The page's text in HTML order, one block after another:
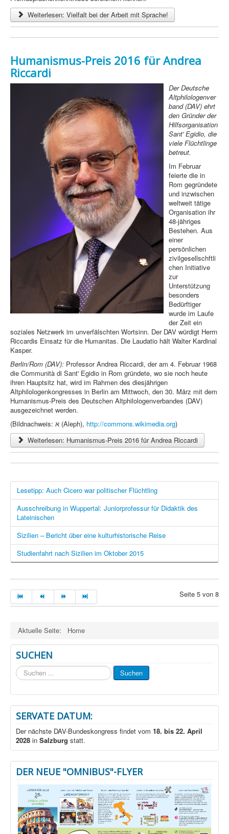
Weiterlesen: Vielfalt bei der Arbeit mit Sprache!
Humanismus-Preis 2016 für Andrea
Riccardi
Der Deutsche
Altphilologenver
band (DAV) ehrt
den Gründer der
Hilfsorganisation
Sant' Egidio, die
viele Flüchtlinge
betreut.
Im Februar
feierte die in
Rom gegründete
und inzwischen
weltweit tätige
Organisation ihr
48-jähriges
Bestehen. Aus
einer
persönlichen
zivilgesellschftli
chen Initiative
zur
Unterstützung
besonders
Bedürftiger
wurde im Laufe
der Zeit ein
soziales Netzwerk im unverfälschten Wortsinn. Der DAV würdigt Herrn
Riccardis Einsatz für die Humanitas. Die Laudatio hält Walter Kardinal
Kasper.
Berlin/Rom (DAV): Professor Andrea Riccardi, der am 4. Februar 1968
die Communità di Sant' Egidio in Rom gründete, wo sie noch heute
ihren Hauptsitz hat, wird im Rahmen des diesjährigen
Altphilologenkongresses in Berlin am Mittwoch, den 30. März mit dem
Humanismus-Preis des Deutschen Altphilologenverbandes (DAV)
ausgezeichnet werden.
(Bildnachweis: א (Aleph), http://commons.wikimedia.org)
Weiterlesen: Humanismus-Preis 2016 für Andrea Riccardi
Lesetipp: Auch Cicero war politischer Flüchtling
Ausschreibung in Wuppertal: Juniorprofessur für Didaktik des
Lateinischen
Sizilien – Bericht über eine kulturhistorische Reise
Studienfahrt nach Sizilien im Oktober 2015
Seite 5 von 8
Aktuelle Seite: Home
SUCHEN
Suchen
...
Suchen
SERVATE DATUM:
Der nächste DAV-Bundeskongress findet vom 18. bis 22. April
2028 in Salzburg statt.
DER NEUE "OMNIBUS"-FLYER